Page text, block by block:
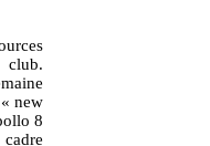
club.
new
8